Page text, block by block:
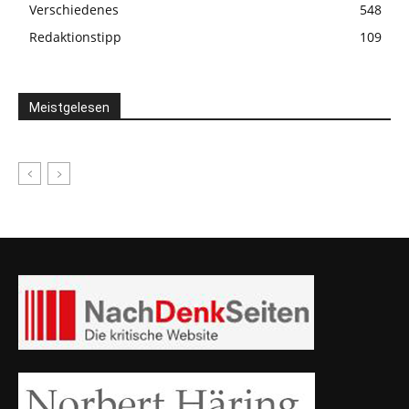
Verschiedenes
548
Redaktionstipp
109
Meistgelesen